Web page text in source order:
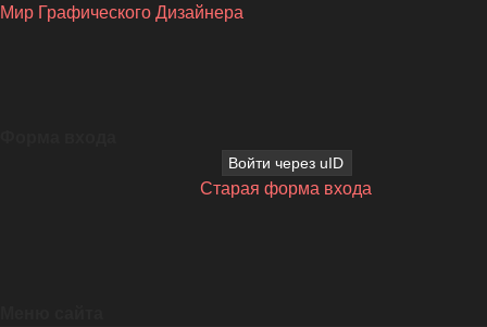
Мир Графического Дизайнера
Войти через uID
Старая форма входа